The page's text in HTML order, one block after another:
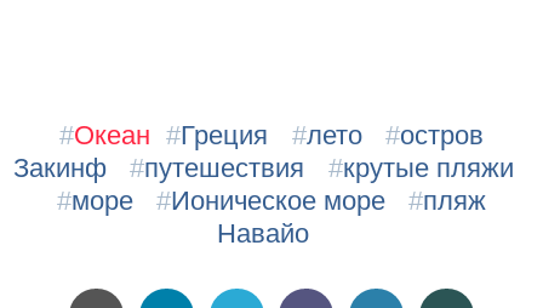
#Океан #Греция #лето #остров
Закинф
#путешествия #крутые пляжи
#море #Ионическое море #пляж
Навайо